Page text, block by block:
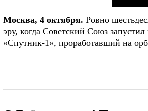
Москва, 4 октября.Ровно
эру, когда Советский Союз
«Спутник-1», проработавший на